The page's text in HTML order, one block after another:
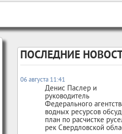
ПОСЛЕДНИЕ
06 августа 11:41
Денис Паслер и
руководитель
Федерального
водных ресурсов
план по расчистке
рек Свердловской